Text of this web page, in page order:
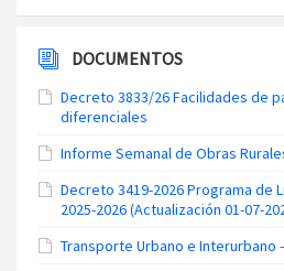
DOCUMENTOS
Decreto 3833/26 Facilidades de
diferenciales
Informe Semanal de Obras
Decreto 3419-2026 Programa de
2025-2026 (Actualización 01-07-
Transporte Urbano e Interurbano